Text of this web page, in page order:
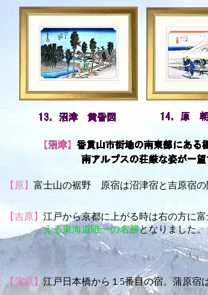
【原】 富士山の裾野 原宿は沼津宿と吉原宿の
【吉原】 江戸から京都に上がる時は右の方に
える東海道唯一の名勝となりました。
【蒲原】 江戸日本橋から１5番目の宿。蒲原宿